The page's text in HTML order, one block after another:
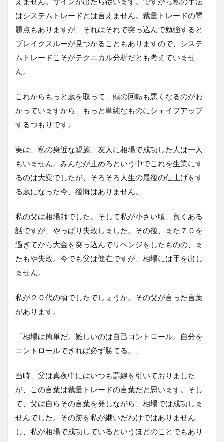
はシステムトレードとは言えません。裁量トレードの問
題点もありますが、それはそれで突っ込んで勉強すると
ブレイクスルーが見つかることもありますので、システ
ムトレードこそがテクニカル分析だとも考えていませ
ん。
これからもっと歳を取って、頭の回転も悪くなるのがわ
かっていますから、もっと単純なものにシェイプアップ
するつもりです。
実は、私の身近な親族、友人に相場で成功した人は一人
もいません。みんなが止めろという中でこれを生業にす
るのは大変でしたが、そろそろ人生の最後の仕上げをす
る歳になった今、後悔はありません。
私の父は相場師でした。そして私が小さい頃、良くある
話ですが、やっぱり失敗しました。その後、また７０を
過ぎてから大金を突っ込んでリベンジをしたものの、ま
たもや失敗。今でも父は健在ですが、相場には手を出し
ません。
私が２０代の頃でしたでしょうか。その父が言った言葉
があります。
「相場は簡単だ。難しいのは自己コントロール。自分を
コントロールできれば必ず勝てる。」
当時、父は真夜中にはいつも罫線を引いておりました
が、この言葉は裁量トレードの言葉だと思います。そし
て、父は自らその言葉を発しながら、相場では成功しま
せんでした。その跡を私が継いだわけではありません
し、私が相場で成功しているというほどのことでもあり